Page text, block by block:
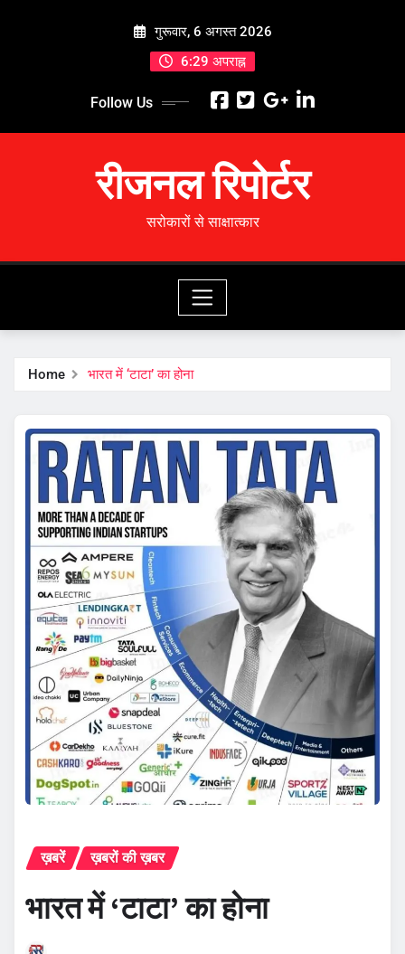
गुरूवार, 6 अगस्त 2026
6:29 अपराह्न
Follow Us
रीजनल रिपोर्टर
सरोकारों से साक्षात्कार
Home भारत में ‘टाटा’ का होना
ख़बरें ख़बरों की ख़बर
भारत में ‘टाटा’ का होना